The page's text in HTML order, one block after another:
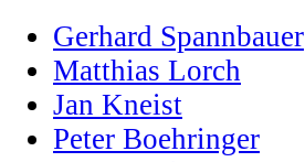
Gerhard Spannbauer
Matthias Lorch
Jan Kneist
Peter Boehringer